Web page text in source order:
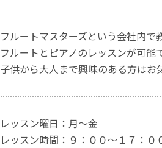
フルートマスターズという会社内で
フルートとピアノのレッスンが可能
子供から大人まで興味のある方はお
レッスン曜日：月～金
レッスン時間：９：００～１７：０